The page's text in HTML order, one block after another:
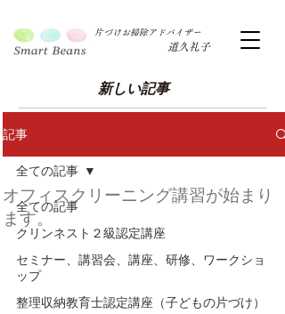
片づけお掃除アドバイザー
道久礼子
新しい記事
記事
全ての記事
クリンネスト２級認定講座
セミナー、講習会、講座、研修、ワークショ
ップ
整理収納教育士認定講座（子どもの片づけ）
全ての記事
オフィスクリーニング講習が始まり
ます。